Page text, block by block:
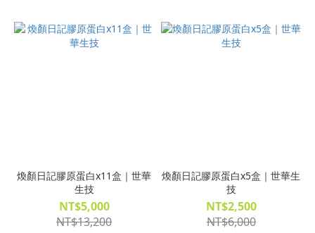
煥顏日記膠原蛋白x11盒｜世華
生技
NT$5,000
NT$13,200
煥顏日記膠原蛋白x5盒｜世華生
技
NT$2,500
NT$6,000